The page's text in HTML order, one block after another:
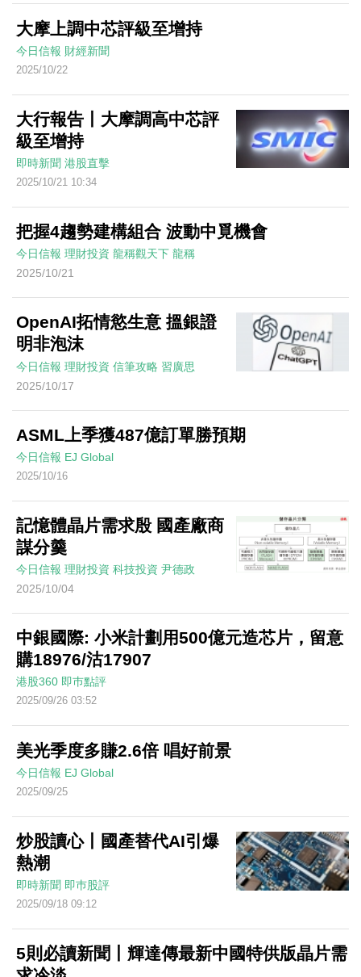
大摩上調中芯評級至增持
今日信報 財經新聞
2025/10/22
大行報告丨大摩調高中芯評
級至增持
即時新聞 港股直擊
2025/10/21 10:34
把握4趨勢建構組合 波動中覓機會
今日信報 理財投資 龍稱觀天下 龍稱
2025/10/21
OpenAI拓情慾生意 搵銀證
明非泡沫
今日信報 理財投資 信筆攻略 習廣思
2025/10/17
ASML上季獲487億訂單勝預期
今日信報 EJ Global
2025/10/16
記憶體晶片需求殷 國產廠商
謀分羹
今日信報 理財投資 科技投資 尹德政
2025/10/04
中銀國際: 小米計劃用500億元造芯片，留意
購18976/沽17907
港股360 即巿點評
2025/09/26 03:52
美光季度多賺2.6倍 唱好前景
今日信報 EJ Global
2025/09/25
炒股讀心丨國產替代AI引爆
熱潮
即時新聞 即巿股評
2025/09/18 09:12
5則必讀新聞丨輝達傳最新中國特供版晶片需